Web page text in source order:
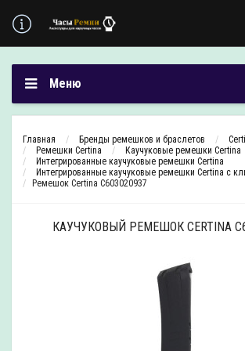
Меню
Главная Бренды ремешков и браслетов
Ремешки Certina
Каучуковые ремешки Certina
Интегрированные каучуковые ремешки Certina
Интегрированные каучуковые ремешки Certina с
Ремешок Certina C603020937
КАУЧУКОВЫЙ РЕМЕШОК CERTINA